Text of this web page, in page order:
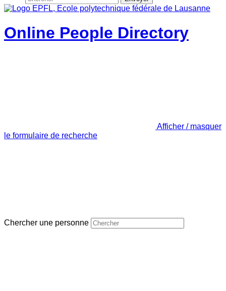
Online People Directory
Afficher / masquer
le formulaire de recherche
Chercher une personne